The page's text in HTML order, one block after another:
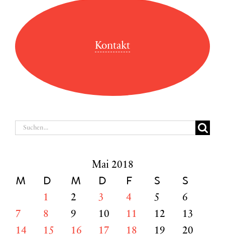
Kontakt
Suche
Mai 2018
M D M D F S S
1 2 3 4 5
6
7
8 9 10 11 12
13
14
15 16 17 18 19
20